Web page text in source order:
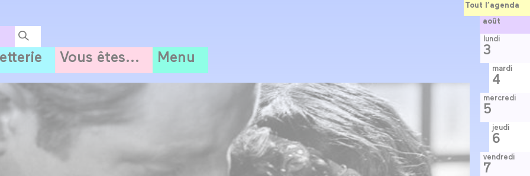
Vous êtes... Menu
Tout l’agenda
août
lundi
3
mardi
4
mercredi
5
jeudi
6
vendredi
7